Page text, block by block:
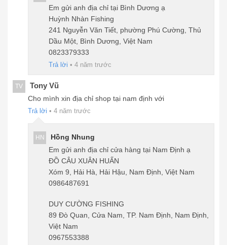
Em gửi anh địa chỉ tại Bình Dương ạ
Huỳnh Nhàn Fishing
241 Nguyễn Văn Tiết, phường Phú Cường, Thủ
Dầu Một, Bình Dương, Việt Nam
0823379333
Trả lời • 4 năm trước
TV Tony Vũ
Cho mình xin địa chỉ shop tại nam định với
Trả lời • 4 năm trước
HN
Hồng Nhung
Em gửi anh địa chỉ cửa hàng tại Nam Định ạ
ĐỒ CÂU XUÂN HUẤN
Xóm 9, Hải Hà, Hải Hậu, Nam Định, Việt Nam
0986487691
DUY CƯỜNG FISHING
89 Đò Quan, Cửa Nam, TP. Nam Định, Nam Định,
Việt Nam
0967553388